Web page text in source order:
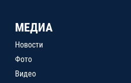
МЕДИА
Новости
Фото
Видео